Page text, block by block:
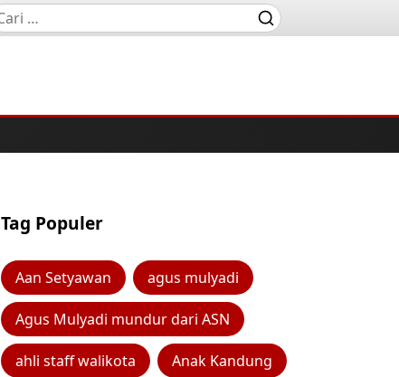
Tag Populer
Aan Setyawan agus mulyadi
Agus Mulyadi mundur dari ASN
ahli staff walikota Anak Kandung